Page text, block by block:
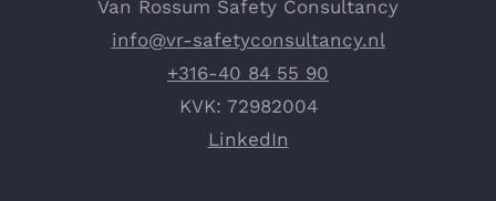
Van Rossum Safety Consultancy
info@vr-safetyconsultancy.nl
+316-40 84 55 90
KVK: 72982004
LinkedIn